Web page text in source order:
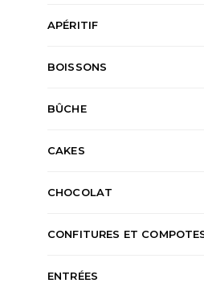
APÉRITIF
BOISSONS
BÛCHE
CAKES
CHOCOLAT
CONFITURES ET
ENTRÉES